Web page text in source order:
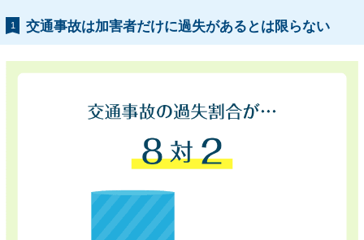
1 交通事故は加害者だけに過失があるとは限らない